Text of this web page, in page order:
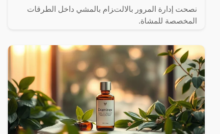
نصحت إدارة المرور بالالتزام بالمشي داخل الطرقات
المخصصة للمشاة.